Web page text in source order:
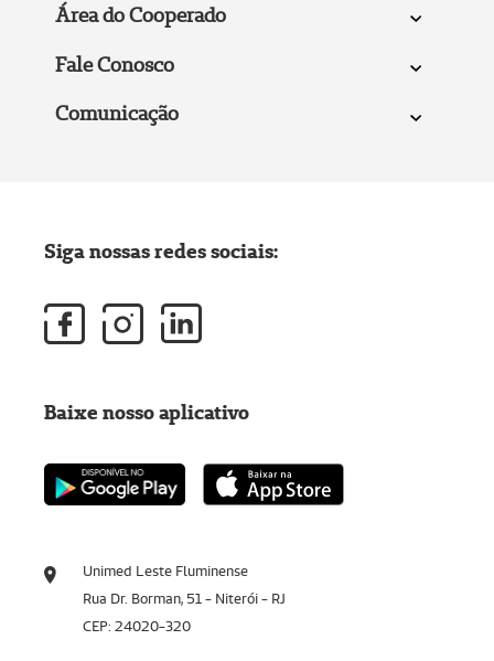
Área do Cooperado
Fale Conosco
Comunicação
Unimed Leste Fluminense
Rua Dr. Borman, 51 - Niterói - RJ
CEP: 24020-320
Siga nossas redes sociais:
Baixe nosso aplicativo